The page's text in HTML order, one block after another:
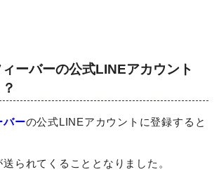
ーバーの公式LINEアカウント
バーの公式LINEアカウントに登録すると
られてくることとなりました。